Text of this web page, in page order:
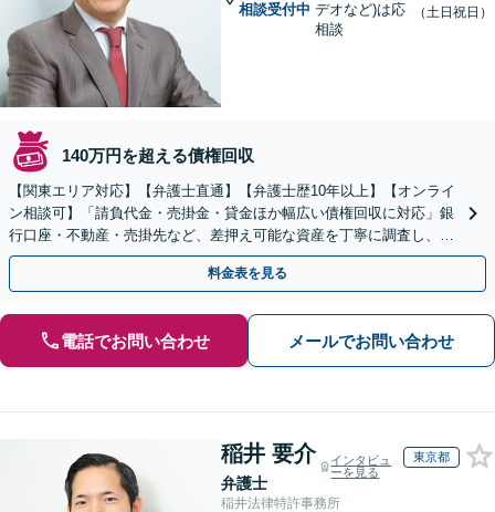
相談受付中 デオなど)は応
相談
（土日祝日）
140万円を超える債権回収
【関東エリア対応】【弁護士直通】【弁護士歴10年以上】【オンライ
ン相談可】「請負代金・売掛金・貸金ほか幅広い債権回収に対応」銀
行口座・不動産・売掛先など、差押え可能な資産を丁寧に調査し、効
果的な手続きを選択します【休日・夜間相談可】
料金表を見る
電話でお問い合わせ メールでお問い合わせ
稲井 要介
弁護士
インタビュ
ーを見る
東京都
稲井法律特許事務所